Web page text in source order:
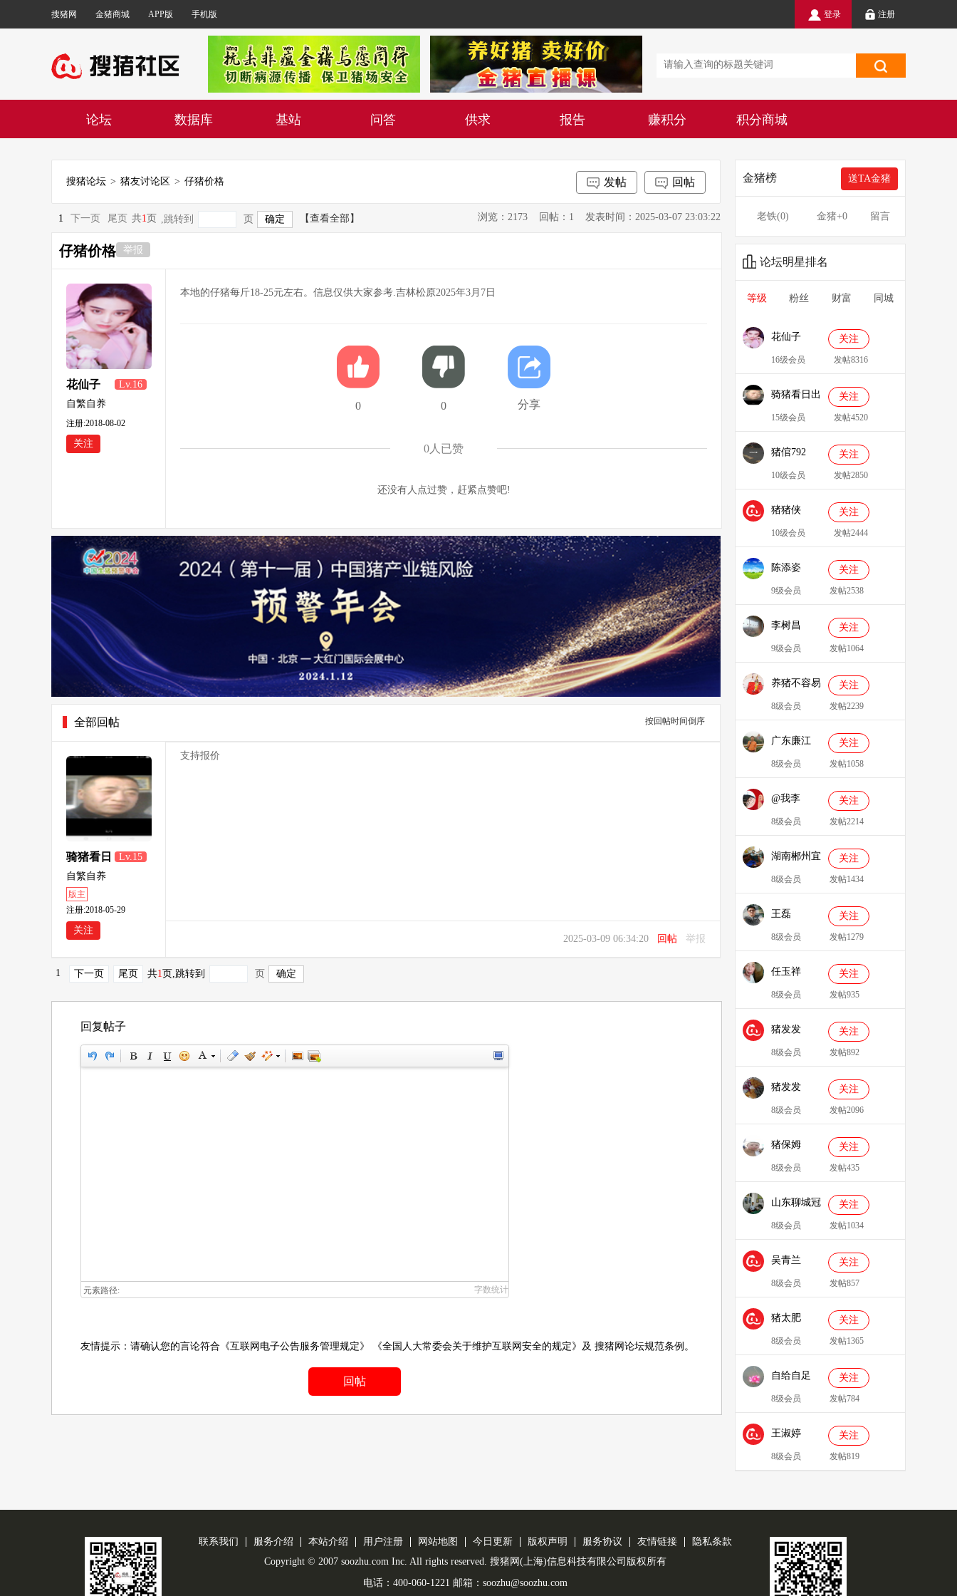
搜猪网 金猪商城 APP版 手机版 登录 注册
论坛 数据库 基站 问答 供求 报告 赚积分 积分商城
搜猪论坛 > 猪友讨论区 > 仔猪价格 回帖
发帖
1 下一页 尾页 共1 页 ,跳转到 页 【查看全部】 浏览：2173 回帖：1 发表时间：2025-03-07 23:03:22
仔猪价格 举报
花仙子
Lv.16
自繁自养
注册:2018-08-02
关注
本地的仔猪每斤18-25元左右。信息仅供大家参考.吉林松原2025年3月7日
0 0 分享
0 人已赞
还没有人点过赞，赶紧点赞吧!
全部回帖 按回帖时间倒序
骑猪看日
出
Lv.15
自繁自养
版主
注册:2018-05-29
关注
支持报价
2025-03-09 06:34:20 回帖 举报
1 下一页 尾页 共1页 ,跳转到 页
回复帖子
元素路径: 字数统计
友情提示：请确认您的言论符合 《互联网电子公告服务管理规定》 《全国人大常委会关于维护互联网安全的规定》 及 搜猪网论坛规范条例 。
回帖
金猪榜 送TA金猪
老铁(0) 金猪+0 留言
论坛明星排名
等级 粉丝 财富 同城
花仙子 关注
16级会员 发帖8316
骑猪看日出 关注
15级会员 发帖4520
猪倌792 关注
10级会员 发帖2850
猪猪侠
086349
关注
10级会员 发帖2444
陈添姿 关注
9级会员 发帖2538
李树昌 关注
9级会员 发帖1064
养猪不容易 关注
8级会员 发帖2239
广东廉江
088
关注
8级会员 发帖1058
@我李 关注
8级会员 发帖2214
湖南郴州宜
章县李明广
关注
8级会员 发帖1434
王磊 关注
8级会员 发帖1279
任玉祥 关注
8级会员 发帖935
猪发发
638829
关注
8级会员 发帖892
猪发发 关注
8级会员 发帖2096
猪保姆
909233
关注
8级会员 发帖435
山东聊城冠
县、莘县综
合服务站：
冯代林
关注
8级会员 发帖1034
吴青兰 关注
8级会员 发帖857
猪太肥
143814
关注
8级会员 发帖1365
自给自足 关注
8级会员 发帖784
王淑婷 关注
8级会员 发帖819
联系我们 服务介绍 本站介绍 用户注册 网站地图 今日更新 版权声明 服务协议 友情链接
隐私条款
Copyright © 2007 soozhu.com Inc. All rights reserved. 搜猪网(上海)信息科技有限公司版权所有
电话：400-060-1221 邮箱：soozhu@soozhu.com